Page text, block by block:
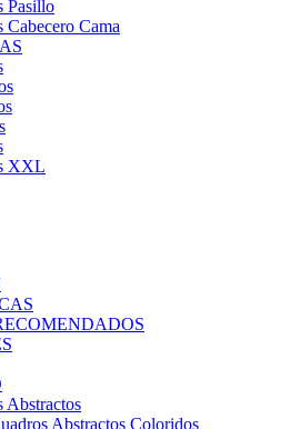
Pasillo
Cabecero Cama
XXL
Abstractos
Abstractos Coloridos